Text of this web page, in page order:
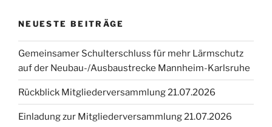
NEUESTE BEITRÄGE
Gemeinsamer Schulterschluss für mehr Lärmschutz
auf der Neubau-/Ausbaustrecke Mannheim-Karlsruhe
Rückblick Mitgliederversammlung 21.07.2026
Einladung zur Mitgliederversammlung 21.07.2026